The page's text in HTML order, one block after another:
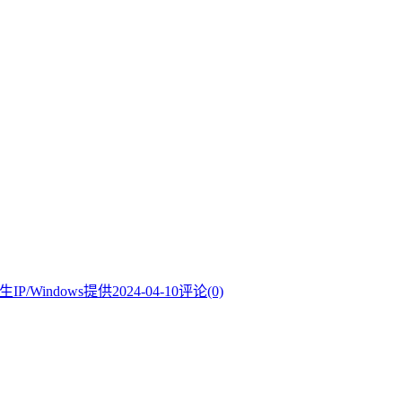
IP/Windows提供2024-04-10评论(0)